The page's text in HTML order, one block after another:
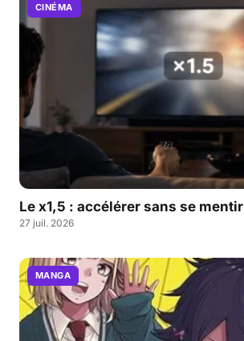
CINÉMA
Le x1,5 : accélérer sans se mentir
27 juil. 2026
MANGA